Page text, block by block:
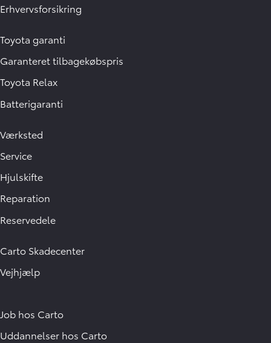
Erhvervsforsikring
Toyota garanti
Garanteret tilbagekøbspris
Toyota Relax
Batterigaranti
Værksted
Service
Hjulskifte
Reparation
Reservedele
Carto Skadecenter
Vejhjælp
Job hos Carto
Uddannelser hos Carto